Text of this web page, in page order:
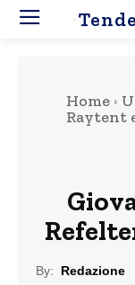
Home
Raytent
By: Redazione